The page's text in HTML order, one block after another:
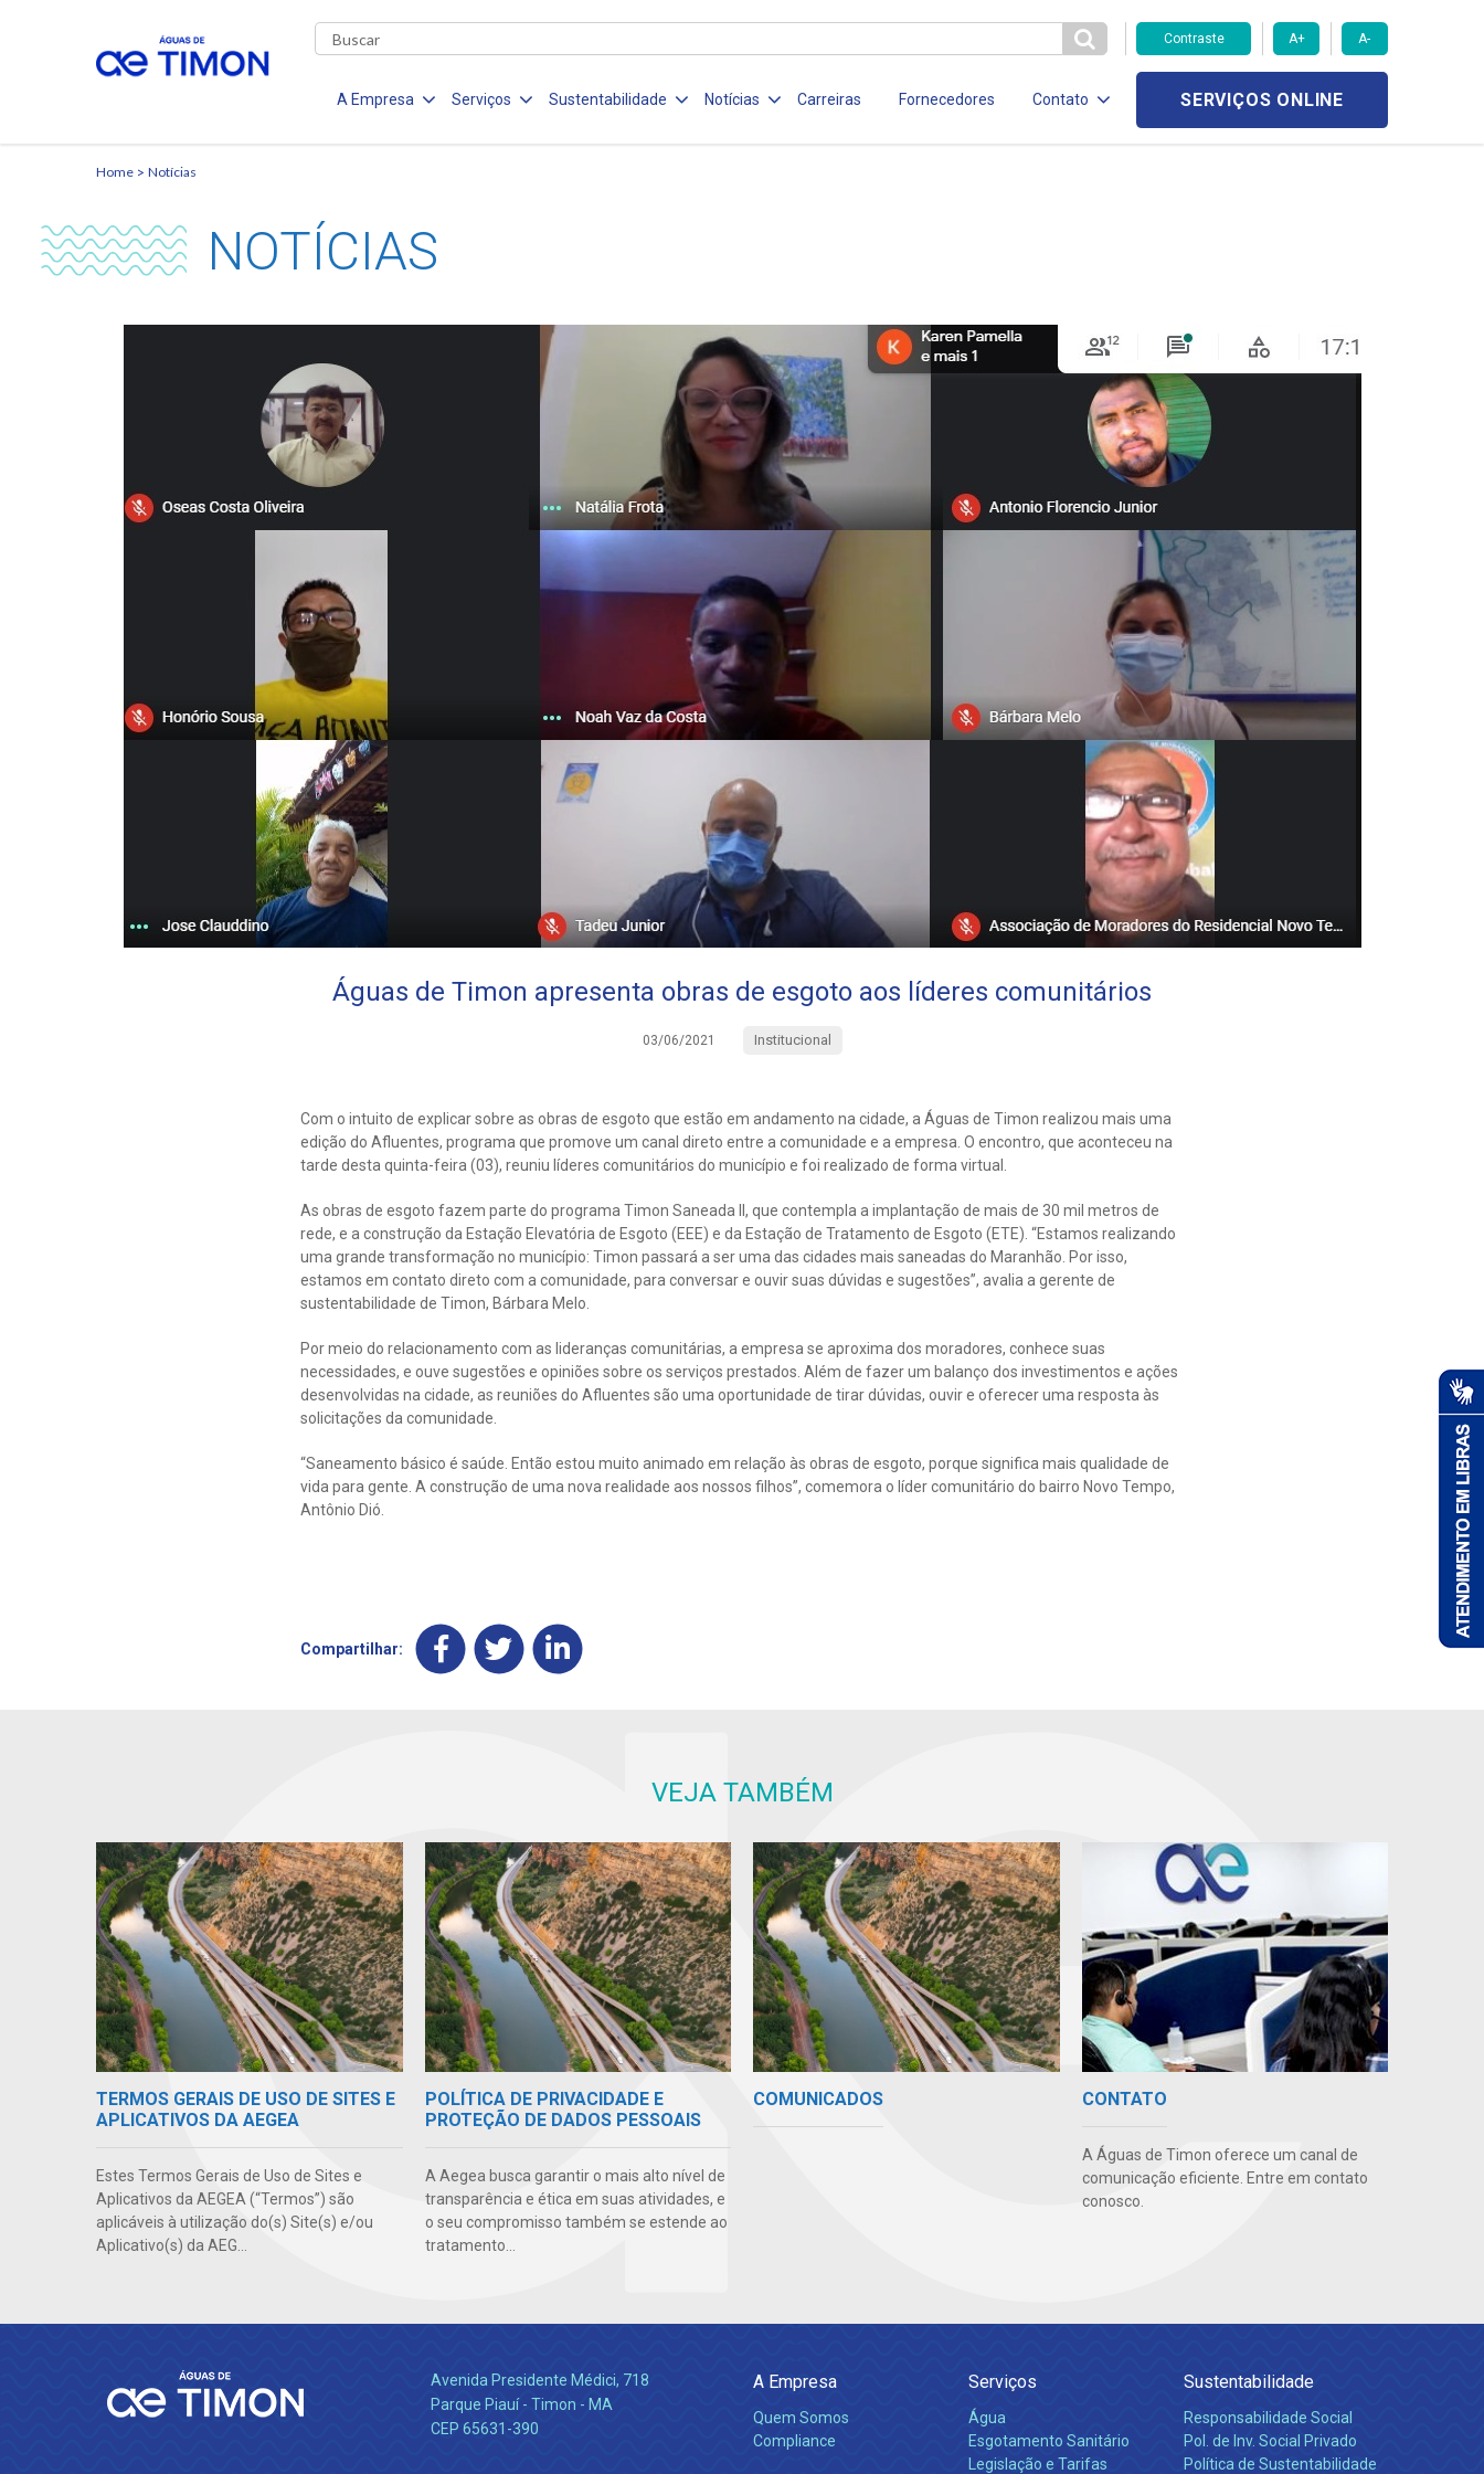
Contraste A+ A-
A Empresa Serviços Sustentabilidade Notícias Carreiras Fornecedores Contato SERVIÇOS ONLINE
Home Notícias
NOTÍCIAS
Águas de Timon apresenta obras de esgoto aos líderes comunitários
03/06/2021 Institucional
Com o intuito de explicar sobre as obras de esgoto que estão em andamento na cidade, a Águas de Timon realizou mais uma
edição do Afluentes, programa que promove um canal direto entre a comunidade e a empresa. O encontro, que aconteceu na
tarde desta quinta-feira (03), reuniu líderes comunitários do município e foi realizado de forma virtual.
As obras de esgoto fazem parte do programa Timon Saneada II, que contempla a implantação de mais de 30 mil metros de
rede, e a construção da Estação Elevatória de Esgoto (EEE) e da Estação de Tratamento de Esgoto (ETE). “Estamos realizando
uma grande transformação no município: Timon passará a ser uma das cidades mais saneadas do Maranhão. Por isso,
estamos em contato direto com a comunidade, para conversar e ouvir suas dúvidas e sugestões”, avalia a gerente de
sustentabilidade de Timon, Bárbara Melo.
Por meio do relacionamento com as lideranças comunitárias, a empresa se aproxima dos moradores, conhece suas
necessidades, e ouve sugestões e opiniões sobre os serviços prestados. Além de fazer um balanço dos investimentos e ações
desenvolvidas na cidade, as reuniões do Afluentes são uma oportunidade de tirar dúvidas, ouvir e oferecer uma resposta às
solicitações da comunidade.
“Saneamento básico é saúde. Então estou muito animado em relação às obras de esgoto, porque significa mais qualidade de
vida para gente. A construção de uma nova realidade aos nossos filhos”, comemora o líder comunitário do bairro Novo Tempo,
Antônio Dió.
Compartilhar:
VEJA TAMBÉM
TERMOS GERAIS DE USO DE SITES E
APLICATIVOS DA AEGEA
Estes Termos Gerais de Uso de Sites e
Aplicativos da AEGEA (“Termos”) são
aplicáveis à utilização do(s) Site(s) e/ou
Aplicativo(s) da AEG...
POLÍTICA DE PRIVACIDADE E
PROTEÇÃO DE DADOS PESSOAIS
A Aegea busca garantir o mais alto nível de
transparência e ética em suas atividades, e
o seu compromisso também se estende ao
tratamento...
COMUNICADOS CONTATO
A Águas de Timon oferece um canal de
comunicação eficiente. Entre em contato
conosco.
Avenida Presidente Médici, 718
Parque Piauí - Timon - MA
CEP 65631-390
A Empresa
Quem Somos
Compliance
Serviços
Água
Esgotamento Sanitário
Legislação e Tarifas
Sustentabilidade
Responsabilidade Social
Pol. de Inv. Social Privado
Política de Sustentabilidade